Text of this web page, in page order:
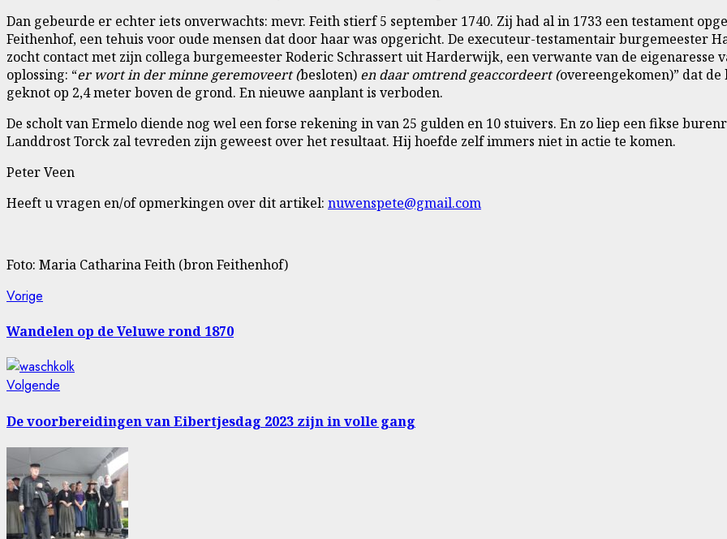
Dan gebeurde er echter iets onverwachts: mevr. Feith stierf 5 september 1740. Zij had al in 1733 een testament
Feithenhof, een tehuis voor oude mensen dat door haar was opgericht. De executeur-testamentair burgemeester
zocht contact met zijn collega burgemeester Roderic Schrassert uit Harderwijk, een verwante van de eigenaresse
oplossing: “er wort in der minne geremoveert (besloten) en daar omtrend geaccordeert (overeengekomen)” dat
geknot op 2,4 meter boven de grond. En nieuwe aanplant is verboden.
De scholt van Ermelo diende nog wel een forse rekening in van 25 gulden en 10 stuivers. En zo liep een fikse
Landdrost Torck zal tevreden zijn geweest over het resultaat. Hij hoefde zelf immers niet in actie te komen.
Peter Veen
Heeft u vragen en/of opmerkingen over dit artikel: nuwenspete@gmail.com
Foto: Maria Catharina Feith (bron Feithenhof)
Bericht
navigatie
Vorige
Wandelen op de Veluwe rond 1870
Volgende
De voorbereidingen van Eibertjesdag 2023 zijn in volle gang